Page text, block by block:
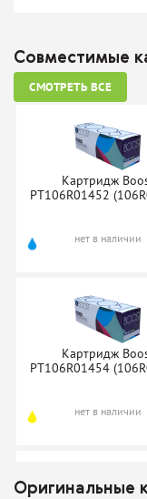
Совместимые
СМОТРЕТЬ ВСЕ
Картридж
PT106R01452
нет в наличии
Картридж
PT106R01454
нет в наличии
Оригинальные